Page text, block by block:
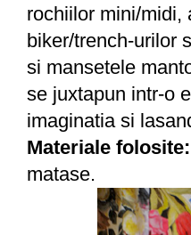
rochiilor mini/midi,
biker/trench-urilor
si mansetele
se juxtapun intr-o
imaginatia si
Materiale folosite:
matase.